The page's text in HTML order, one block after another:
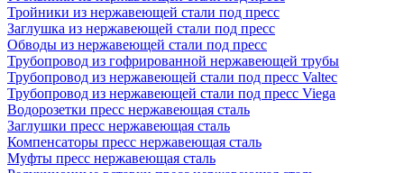
Тройники из нержавеющей стали под пресс
Заглушка из нержавеющей стали под пресс
Обводы из нержавеющей стали под пресс
Трубопровод из гофрированной нержавеющей трубы
Трубопровод из нержавеющей стали под пресс Valtec
Трубопровод из нержавеющей стали под пресс Viega
Водорозетки пресс нержавеющая сталь
Заглушки пресс нержавеющая сталь
Компенсаторы пресс нержавеющая сталь
Муфты пресс нержавеющая сталь